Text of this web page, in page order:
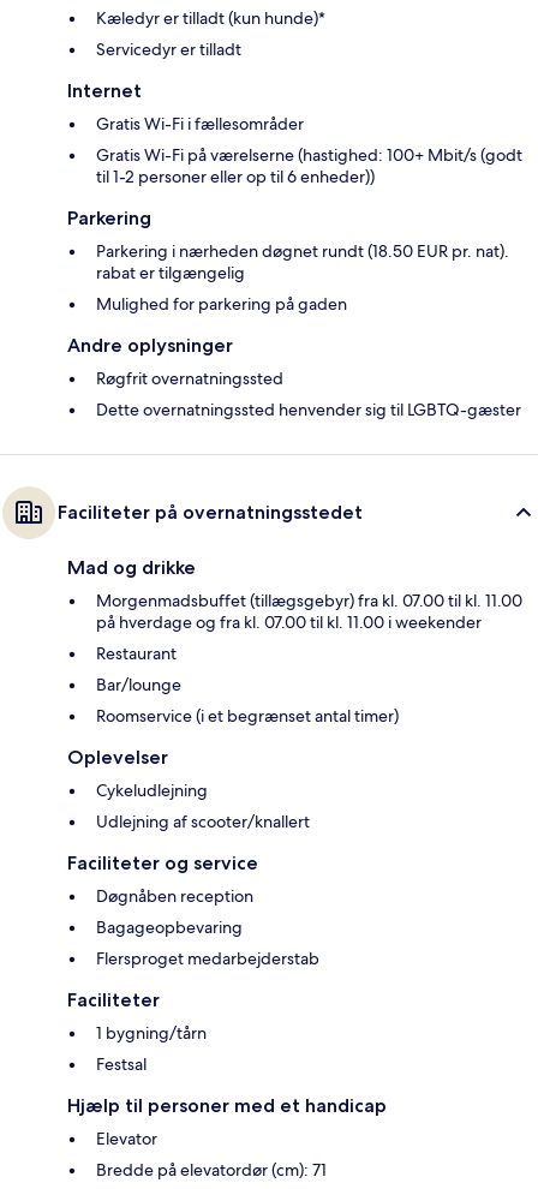
Kæledyr er tilladt (kun hunde)*
Servicedyr er tilladt
Internet
Gratis Wi-Fi i fællesområder
Gratis Wi-Fi på værelserne (hastighed: 100+ Mbit/s (godt
til 1-2 personer eller op til 6 enheder))
Parkering
Parkering i nærheden døgnet rundt (18.50 EUR pr. nat).
rabat er tilgængelig
Mulighed for parkering på gaden
Andre oplysninger
Røgfrit overnatningssted
Dette overnatningssted henvender sig til LGBTQ-gæster
Faciliteter på overnatningsstedet
Mad og drikke
Morgenmadsbuffet (tillægsgebyr) fra kl. 07.00 til kl. 11.00
på hverdage og fra kl. 07.00 til kl. 11.00 i weekender
Restaurant
Bar/lounge
Roomservice (i et begrænset antal timer)
Oplevelser
Cykeludlejning
Udlejning af scooter/knallert
Faciliteter og service
Døgnåben reception
Bagageopbevaring
Flersproget medarbejderstab
Faciliteter
1 bygning/tårn
Festsal
Hjælp til personer med et handicap
Elevator
Bredde på elevatordør (cm): 71